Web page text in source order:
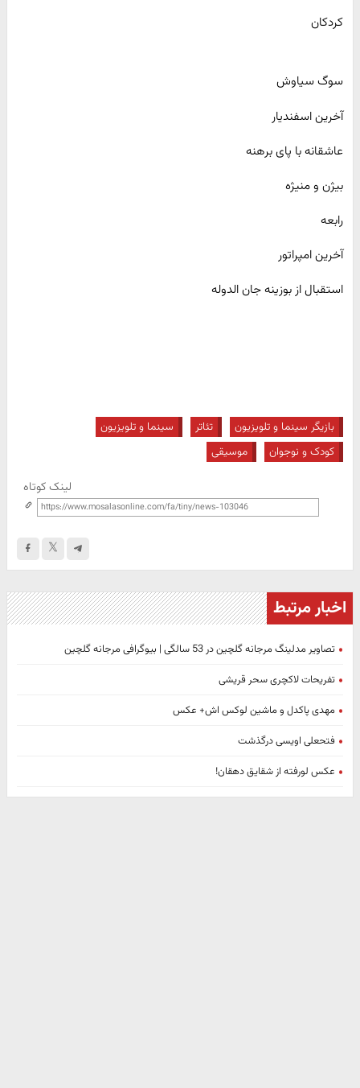
کردکان
سوگ سیاوش
آخرین اسفندیار
عاشقانه با پای برهنه
بیژن و منیژه
رابعه
آخرین امپراتور
استقبال از بوزینه جان الدوله
بازیگر سینما و تلویزیون تئاتر
سینما و تلویزیون
کودک و نوجوان
موسیقی
لینک کوتاه
اخبار مرتبط
تصاویر مدلینگ مرجانه گلچین در 53 سالگی | بیوگرافی مرجانه گلچین
تفریحات لاکچری سحر قریشی
مهدی پاکدل و ماشین لوکس اش+ عکس
فتحعلی اویسی درگذشت
عکس لورفته از شقایق دهقان!